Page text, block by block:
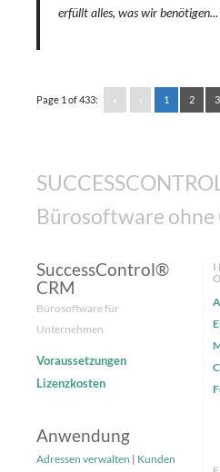
erfüllt alles, was wir benötigen...
Page 1 of 433: « ‹ 1 2 3
Bürosoftware
SuccessControl®
CRM
Bürosoftware für
Unternehmen
Voraussetzungen
Lizenzkosten
Anwendung
Adressen verwalten | Kunden